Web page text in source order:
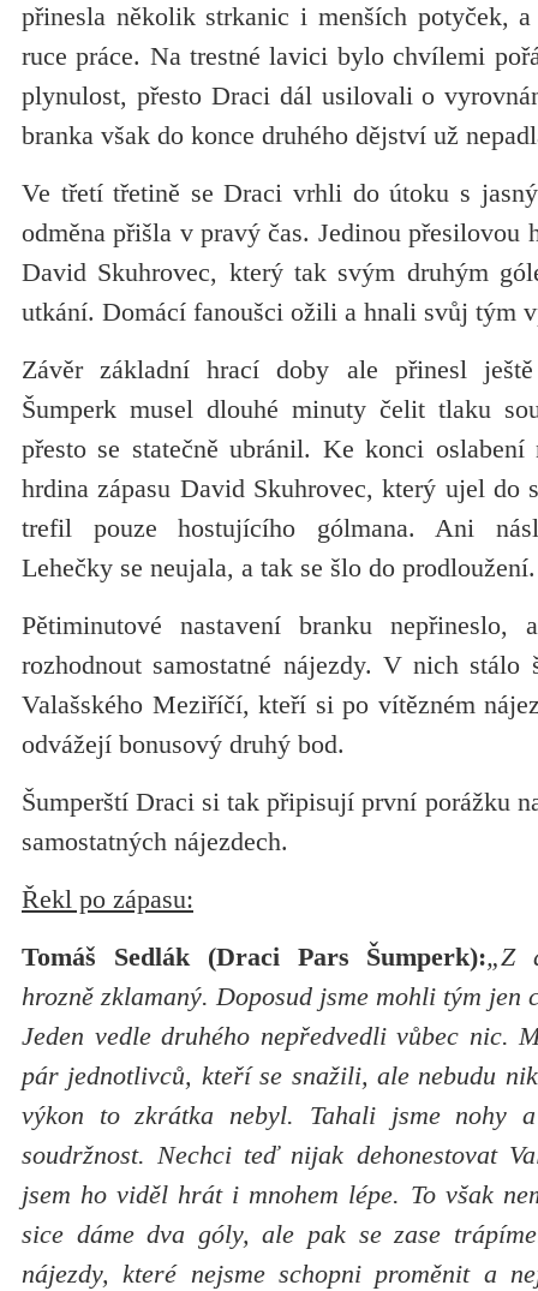
přinesla několik strkanic i menších potyček,
ruce práce. Na trestné lavici bylo chvílemi
plynulost, přesto Draci dál usilovali o
branka však do konce druhého dějství už
Ve třetí třetině se Draci vrhli do útoku s
odměna přišla v pravý čas. Jedinou přesilovou
David Skuhrovec, který tak svým druhým
utkání. Domácí fanoušci ožili a hnali svůj tým
Závěr základní hrací doby ale přinesl ještě
Šumperk musel dlouhé minuty čelit tlaku
přesto se statečně ubránil. Ke konci
hrdina zápasu David Skuhrovec, který ujel do
trefil pouze hostujícího gólmana. Ani
Lehečky se neujala, a tak se šlo do prodloužení.
Pětiminutové nastavení branku
rozhodnout samostatné nájezdy. V nich stálo
Valašského Meziříčí, kteří si po vítězném
odvážejí bonusový druhý bod.
Šumperští Draci si tak připisují první porážku
samostatných nájezdech.
Řekl po zápasu:
Tomáš Sedlák (Draci Pars Šumperk):„Z
hrozně zklamaný. Doposud jsme mohli tým jen
Jeden vedle druhého nepředvedli vůbec nic.
pár jednotlivců, kteří se snažili, ale nebudu
výkon to zkrátka nebyl. Tahali jsme nohy
soudržnost. Nechci teď nijak dehonestovat
jsem ho viděl hrát i mnohem lépe. To však
sice dáme dva góly, ale pak se zase
nájezdy, které nejsme schopni proměnit a